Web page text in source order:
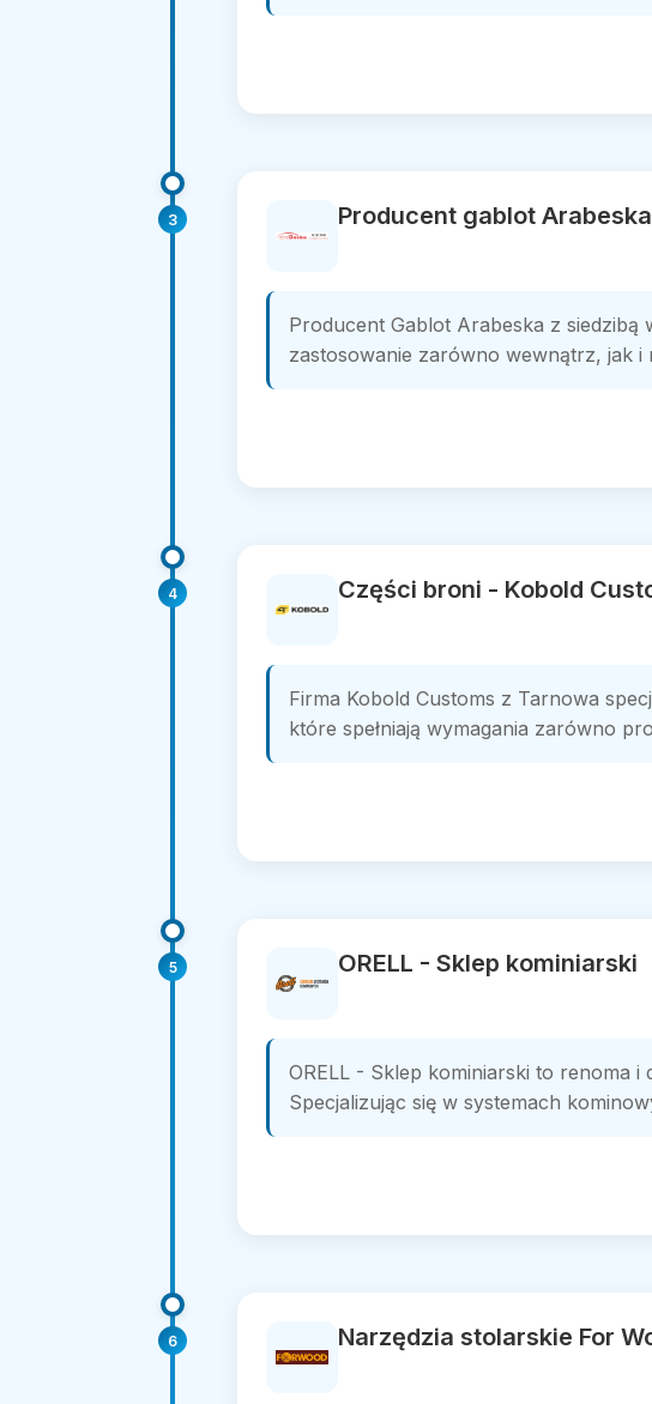
3 Producent gablot Arabeska
Producent Gablot Arabeska z
zastosowanie zarówno wewnątrz, jak i
4 Części broni - Kobold
Firma Kobold Customs z Tarnowa
które spełniają wymagania zarówno
5 ORELL - Sklep kominiarski
ORELL - Sklep kominiarski to renoma
Specjalizując się w systemach
6 Narzędzia stolarskie For